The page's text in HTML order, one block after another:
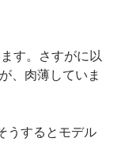
す。さすがに以
、肉薄していま
うするとモデル